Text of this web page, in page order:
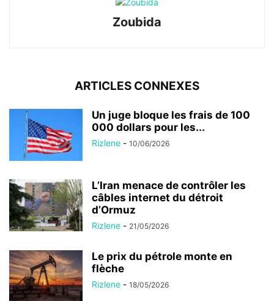
Zoubida
ARTICLES CONNEXES
Un juge bloque les frais de 100
000 dollars pour les...
Rizlene - 10/06/2026
L’Iran menace de contrôler les
câbles internet du détroit
d’Ormuz
Rizlene - 21/05/2026
Le prix du pétrole monte en
flèche
Rizlene - 18/05/2026